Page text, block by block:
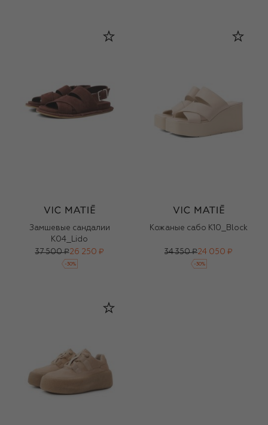
Замшевые сандалии
K04_Lido
37 500 ₽26 250 ₽
-30%
Кожаные сабо K10_Block
34 350 ₽24 050 ₽
-30%